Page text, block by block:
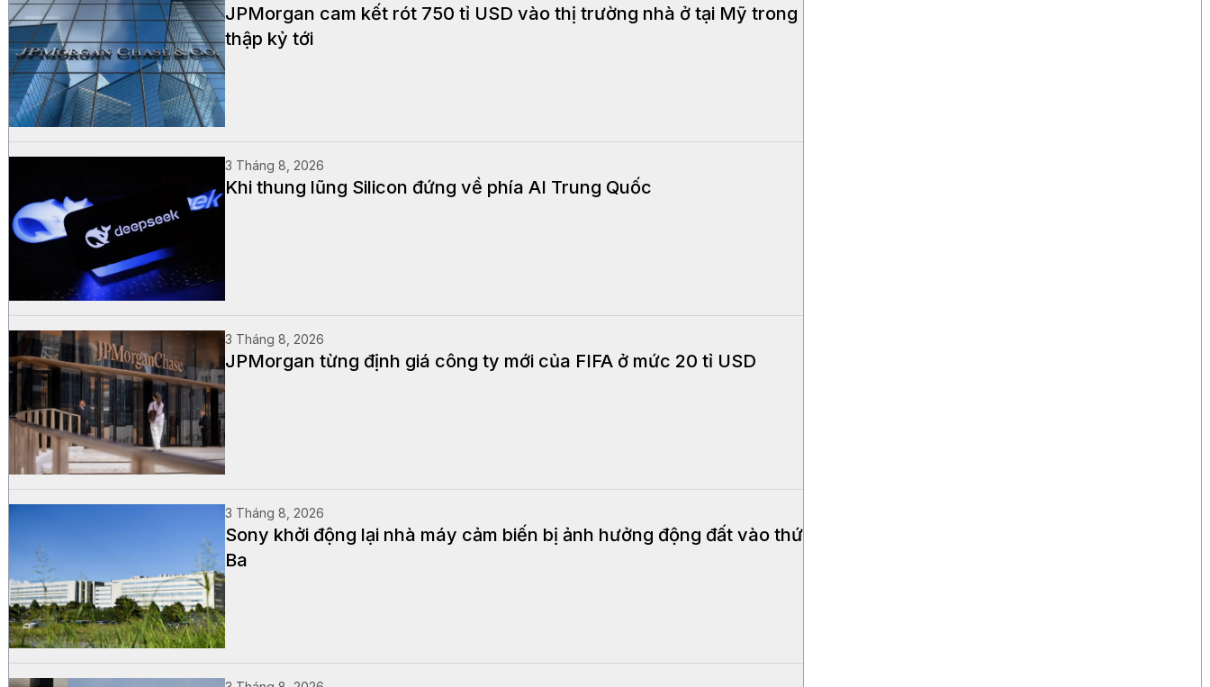
JPMorgan cam kết rót 750 tỉ USD vào thị trường nhà ở tại Mỹ trong
thập kỷ tới
3 Tháng 8, 2026
Khi thung lũng Silicon đứng về phía AI Trung Quốc
3 Tháng 8, 2026
JPMorgan từng định giá công ty mới của FIFA ở mức 20 tỉ USD
3 Tháng 8, 2026
Sony khởi động lại nhà máy cảm biến bị ảnh hưởng động đất vào thứ
Ba